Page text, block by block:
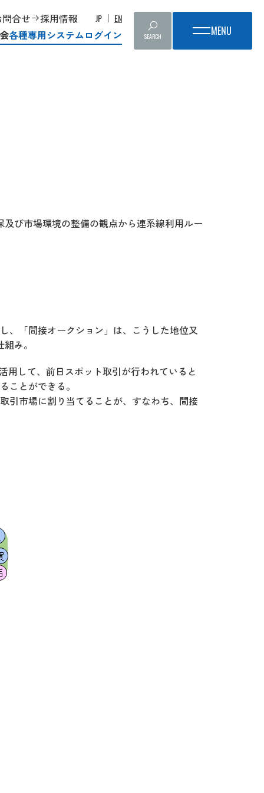
問合せ 採用情報 JP EN
各種専用システムログイン SEARCH
び市場環境の整備の観点から連系線利用ルー
、「間接オークション」は、こうした地位又
み。
用して、前日スポット取引が行われていると
ことができる。
引市場に割り当てることが、すなわち、間接